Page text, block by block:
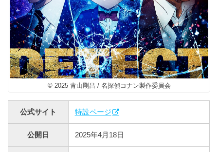
© 2025 青山剛昌 / 名探偵コナン製作委員会
公式サイト 特設ページ
公開日 2025年4月18日